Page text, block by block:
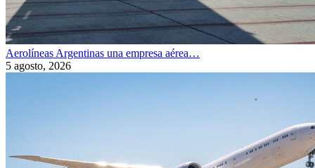
Aerolíneas Argentinas una empresa aérea…
5 agosto, 2026